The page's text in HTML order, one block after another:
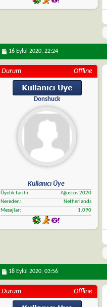
16 Eylül 2020, 22:24
Durum Offline
Donshuck
Kullanıcı Üye
Üyelik tarihi
Ağustos 2020
Nereden
Netherlands
Mesajlar
1.090
18 Eylül 2020, 03:56
Durum Offline